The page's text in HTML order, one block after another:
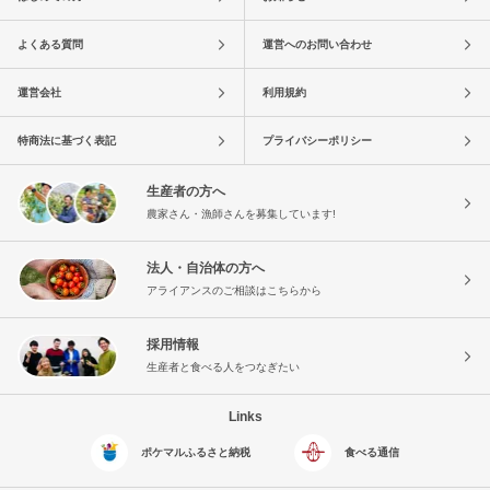
よくある質問 運営へのお問い合わせ
運営会社 利用規約
特商法に基づく表記 プライバシーポリシー
生産者の方へ
農家さん・漁師さんを募集しています!
法人・自治体の方へ
アライアンスのご相談はこちらから
採用情報
生産者と食べる人をつなぎたい
Links
ポケマルふるさと納税 食べる通信